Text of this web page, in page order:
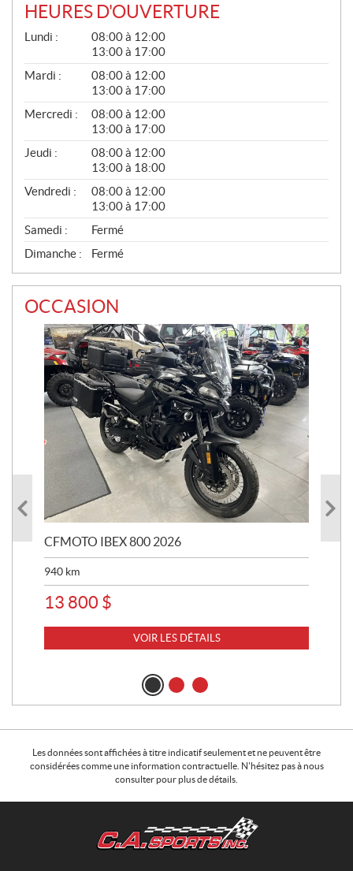
HEURES D'OUVERTURE
G
N
É
L
Lundi :
08:00 à 12:00
13:00 à 17:00
Mardi :
08:00 à 12:00
13:00 à 17:00
Mercredi :
08:00 à 12:00
13:00 à 17:00
Jeudi :
08:00 à 12:00
13:00 à 18:00
Vendredi :
08:00 à 12:00
13:00 à 17:00
Samedi :
Fermé
Dimanche :
Fermé
OCCASION
CFMOTO IBEX 800 2026
940 km
13 800 $
VOIR LES DÉTAILS
Les données sont affichées à titre indicatif seulement et ne peuvent être
considérées comme une information contractuelle. N'hésitez pas à nous
consulter pour plus de détails.